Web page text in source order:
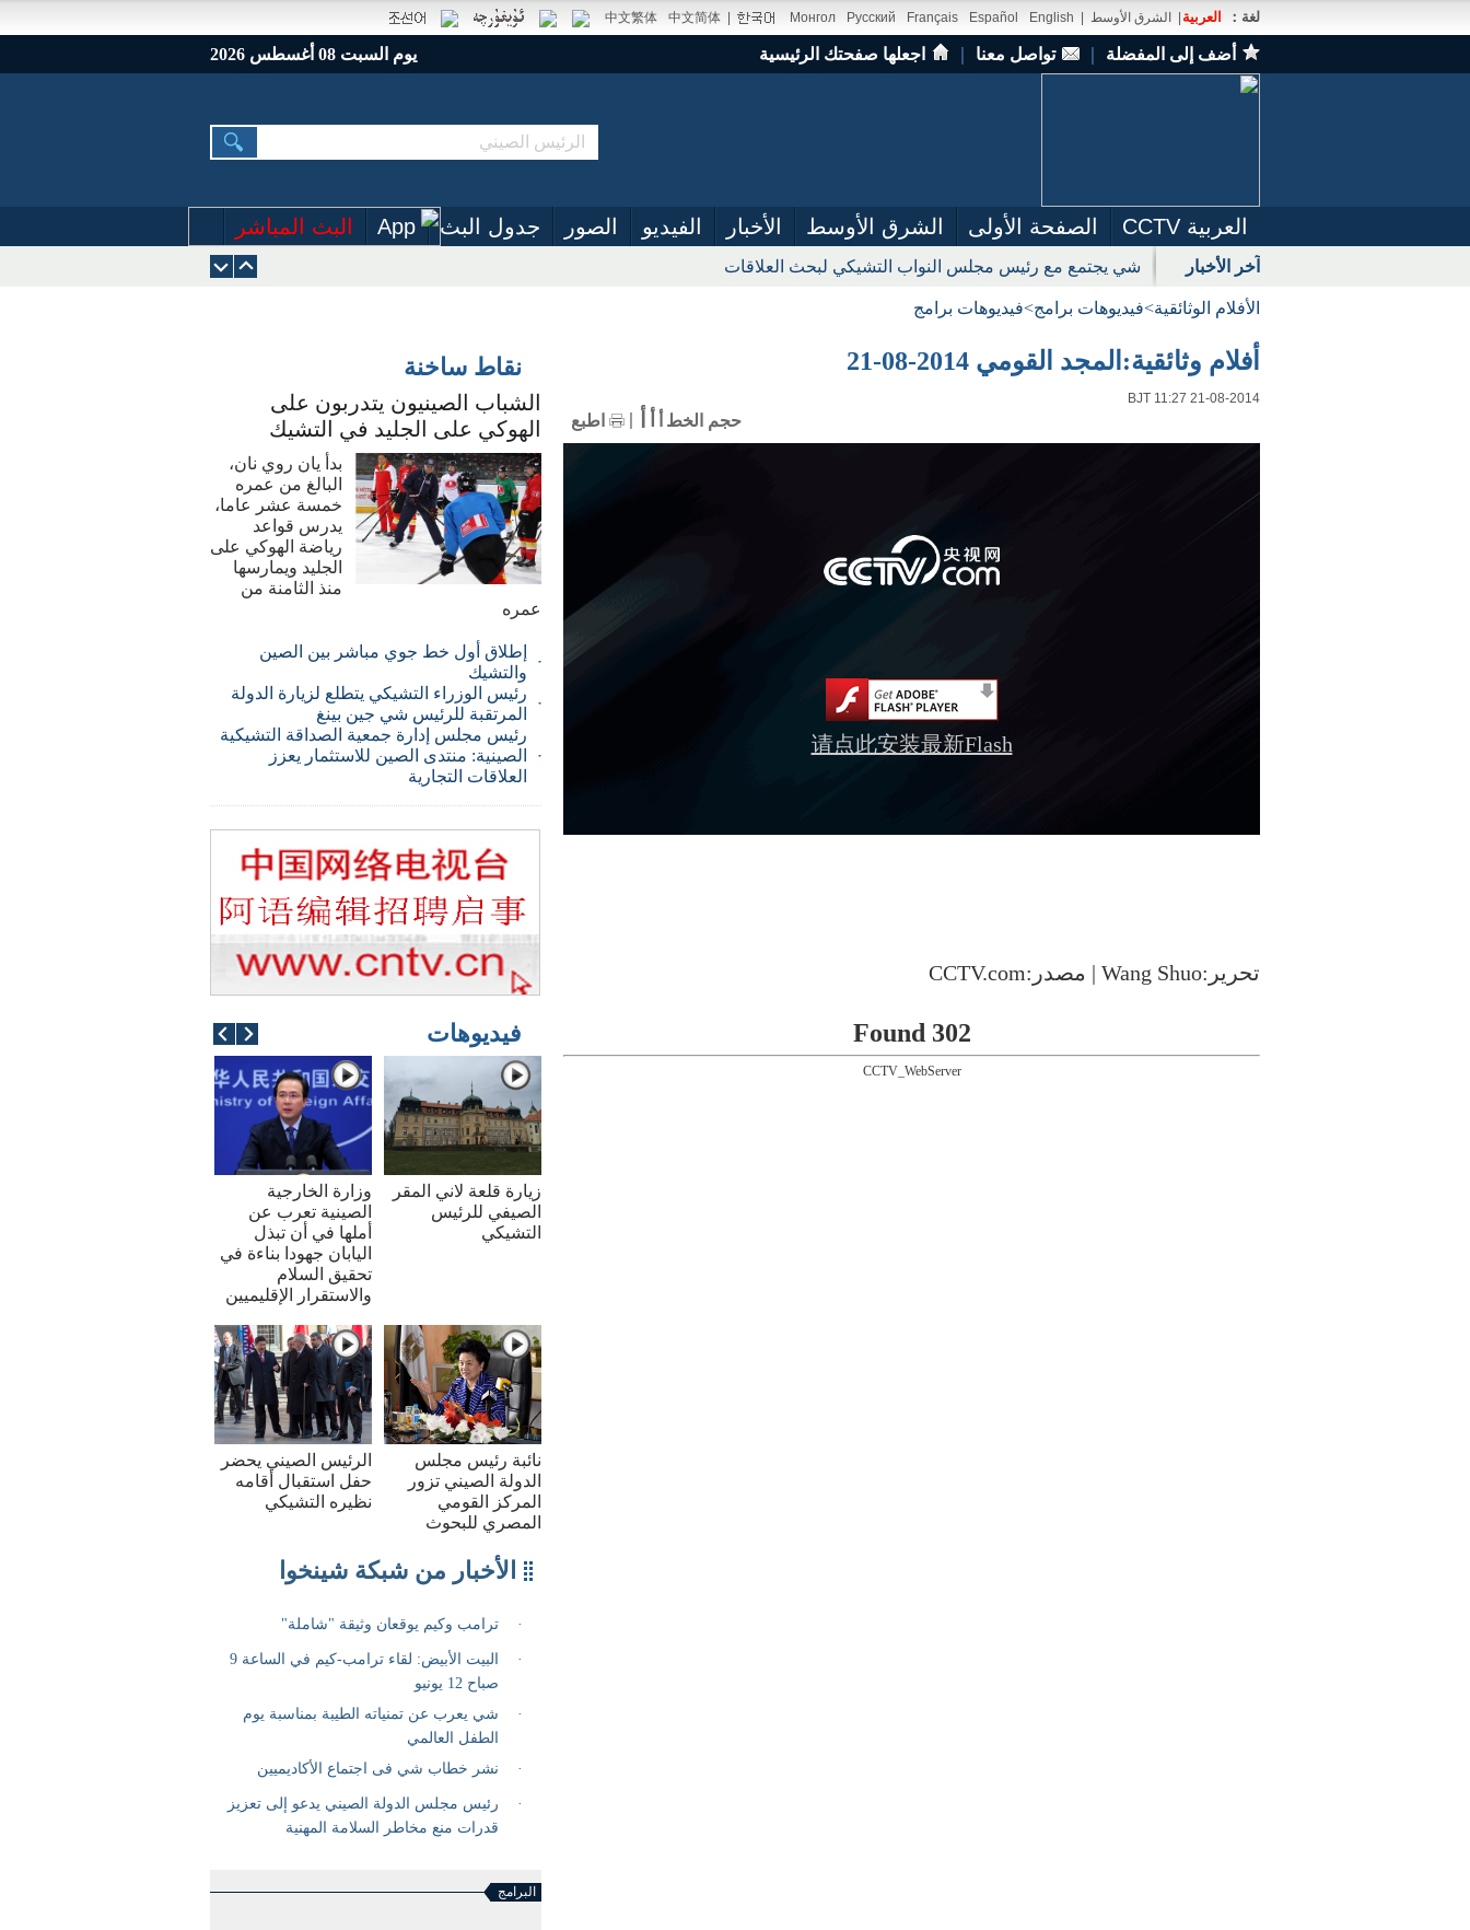
لغة： العربية الشرق الأوسط English
Español
Français
Русский
Монгол
中文简体
中文繁体
أضف إلى المفضلة تواصل معنا اجعلها صفحتك الرئيسية يوم السبت 08 أغسطس 2026
العربية CCTV الصفحة الأولى الشرق الأوسط الأخبار الفيديو الصور جدول البث App البث المباشر
آخر الأخبار شي يجتمع مع رئيس مجلس النواب التشيكي لبحث العلاقات
الأفلام الوثائقية>فيديوهات برامج>فيديوهات برامج
نقاط ساخنة
الشباب الصينيون يتدربون على
الهوكي على الجليد في التشيك
بدأ يان روي نان،
البالغ من عمره
خمسة عشر عاما،
يدرس قواعد
رياضة الهوكي على
الجليد ويمارسها
منذ الثامنة من
عمره
إطلاق أول خط جوي مباشر بين الصين
والتشيك
رئيس الوزراء التشيكي يتطلع لزيارة الدولة
المرتقبة للرئيس شي جين بينغ
رئيس مجلس إدارة جمعية الصداقة التشيكية
الصينية: منتدى الصين للاستثمار يعزز
العلاقات التجارية
فيديوهات
وزارة الخارجية
الصينية تعرب عن
أملها في أن تبذل
اليابان جهودا بناءة في
تحقيق السلام
والاستقرار الإقليميين
زيارة قلعة لاني المقر
الصيفي للرئيس
التشيكي
الرئيس الصيني يحضر
حفل استقبال أقامه
نظيره التشيكي
نائبة رئيس مجلس
الدولة الصيني تزور
المركز القومي
المصري للبحوث
البرامج
أفلام وثائقية:المجد القومي 2014-08-21
BJT 11:27 21-08-2014
اطبع حجم الخط
请点此安装最新Flash
تحرير:Wang Shuo | مصدر:CCTV.com
302 Found
CCTV_WebServer